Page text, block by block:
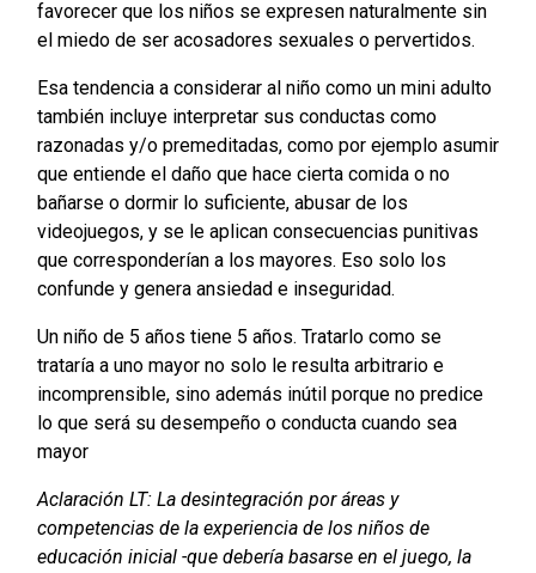
favorecer que los niños se expresen naturalmente sin
el miedo de ser acosadores sexuales o pervertidos.
Esa tendencia a considerar al niño como un mini adulto
también incluye interpretar sus conductas como
razonadas y/o premeditadas, como por ejemplo asumir
que entiende el daño que hace cierta comida o no
bañarse o dormir lo suficiente, abusar de los
videojuegos, y se le aplican consecuencias punitivas
que corresponderían a los mayores. Eso solo los
confunde y genera ansiedad e inseguridad.
Un niño de 5 años tiene 5 años. Tratarlo como se
trataría a uno mayor no solo le resulta arbitrario e
incomprensible, sino además inútil porque no predice
lo que será su desempeño o conducta cuando sea
mayor
Aclaración LT: La desintegración por áreas y
competencias de la experiencia de los niños de
educación inicial -que debería basarse en el juego, la